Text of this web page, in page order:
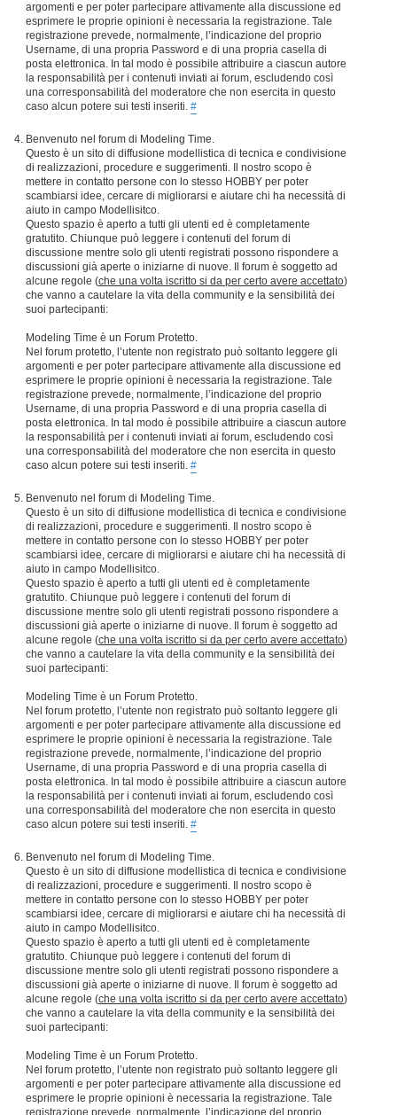
argomenti e per poter partecipare attivamente alla discussione ed
esprimere le proprie opinioni è necessaria la registrazione. Tale
registrazione prevede, normalmente, l’indicazione del proprio
Username, di una propria Password e di una propria casella di
posta elettronica. In tal modo è possibile attribuire a ciascun autore
la responsabilità per i contenuti inviati ai forum, escludendo così
una corresponsabilità del moderatore che non esercita in questo
caso alcun potere sui testi inseriti. #
Benvenuto nel forum di Modeling Time.
Questo è un sito di diffusione modellistica di tecnica e condivisione
di realizzazioni, procedure e suggerimenti. Il nostro scopo è
mettere in contatto persone con lo stesso HOBBY per poter
scambiarsi idee, cercare di migliorarsi e aiutare chi ha necessità di
aiuto in campo Modellisitco.
Questo spazio è aperto a tutti gli utenti ed è completamente
gratutito. Chiunque può leggere i contenuti del forum di
discussione mentre solo gli utenti registrati possono rispondere a
discussioni già aperte o iniziarne di nuove. Il forum è soggetto ad
alcune regole (che una volta iscritto si da per certo avere accettato)
che vanno a cautelare la vita della community e la sensibilità dei
suoi partecipanti:
Modeling Time è un Forum Protetto.
Nel forum protetto, l’utente non registrato può soltanto leggere gli
argomenti e per poter partecipare attivamente alla discussione ed
esprimere le proprie opinioni è necessaria la registrazione. Tale
registrazione prevede, normalmente, l’indicazione del proprio
Username, di una propria Password e di una propria casella di
posta elettronica. In tal modo è possibile attribuire a ciascun autore
la responsabilità per i contenuti inviati ai forum, escludendo così
una corresponsabilità del moderatore che non esercita in questo
caso alcun potere sui testi inseriti. #
Benvenuto nel forum di Modeling Time.
Questo è un sito di diffusione modellistica di tecnica e condivisione
di realizzazioni, procedure e suggerimenti. Il nostro scopo è
mettere in contatto persone con lo stesso HOBBY per poter
scambiarsi idee, cercare di migliorarsi e aiutare chi ha necessità di
aiuto in campo Modellisitco.
Questo spazio è aperto a tutti gli utenti ed è completamente
gratutito. Chiunque può leggere i contenuti del forum di
discussione mentre solo gli utenti registrati possono rispondere a
discussioni già aperte o iniziarne di nuove. Il forum è soggetto ad
alcune regole (che una volta iscritto si da per certo avere accettato)
che vanno a cautelare la vita della community e la sensibilità dei
suoi partecipanti:
Modeling Time è un Forum Protetto.
Nel forum protetto, l’utente non registrato può soltanto leggere gli
argomenti e per poter partecipare attivamente alla discussione ed
esprimere le proprie opinioni è necessaria la registrazione. Tale
registrazione prevede, normalmente, l’indicazione del proprio
Username, di una propria Password e di una propria casella di
posta elettronica. In tal modo è possibile attribuire a ciascun autore
la responsabilità per i contenuti inviati ai forum, escludendo così
una corresponsabilità del moderatore che non esercita in questo
caso alcun potere sui testi inseriti. #
Benvenuto nel forum di Modeling Time.
Questo è un sito di diffusione modellistica di tecnica e condivisione
di realizzazioni, procedure e suggerimenti. Il nostro scopo è
mettere in contatto persone con lo stesso HOBBY per poter
scambiarsi idee, cercare di migliorarsi e aiutare chi ha necessità di
aiuto in campo Modellisitco.
Questo spazio è aperto a tutti gli utenti ed è completamente
gratutito. Chiunque può leggere i contenuti del forum di
discussione mentre solo gli utenti registrati possono rispondere a
discussioni già aperte o iniziarne di nuove. Il forum è soggetto ad
alcune regole (che una volta iscritto si da per certo avere accettato)
che vanno a cautelare la vita della community e la sensibilità dei
suoi partecipanti:
Modeling Time è un Forum Protetto.
Nel forum protetto, l’utente non registrato può soltanto leggere gli
argomenti e per poter partecipare attivamente alla discussione ed
esprimere le proprie opinioni è necessaria la registrazione. Tale
registrazione prevede, normalmente, l’indicazione del proprio